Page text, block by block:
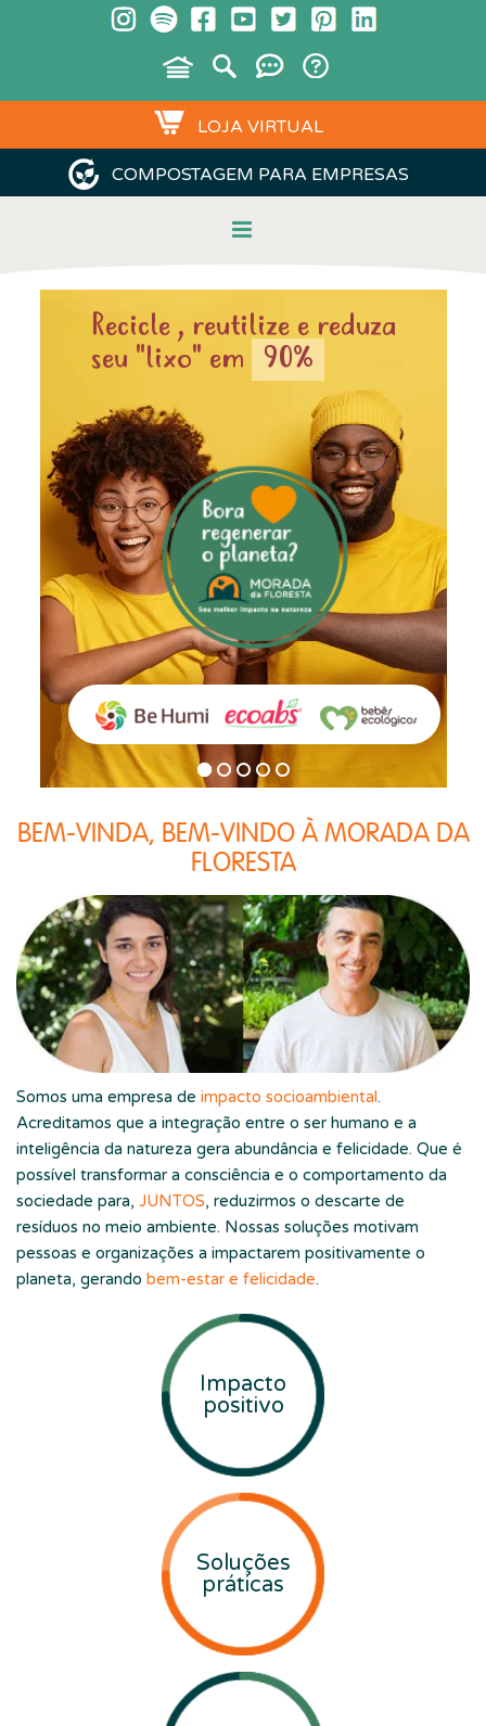
LOJA VIRTUAL
COMPOSTAGEM PARA EMPRESAS
Recicle , reutilize e reduza
seu "lixo" em 90%
BEM-VINDA, BEM-VINDO À MORADA DA
FLORESTA
Somos uma empresa de impacto socioambiental.
Acreditamos que a integração entre o ser humano e a
inteligência da natureza gera abundância e felicidade. Que é
possível transformar a consciência e o comportamento da
sociedade para, JUNTOS, reduzirmos o descarte de
resíduos no meio ambiente. Nossas soluções motivam
pessoas e organizações a impactarem positivamente o
planeta, gerando bem-estar e felicidade.
Impacto
positivo
Soluções
práticas